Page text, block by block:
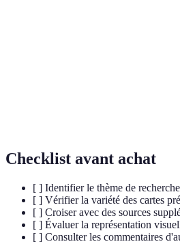
Checklist avant achat
[ ] Identifier le thème de recherche
[ ] Vérifier la variété des cartes
[ ] Croiser avec des sources
[ ] Évaluer la représentation
[ ] Consulter les commentaires